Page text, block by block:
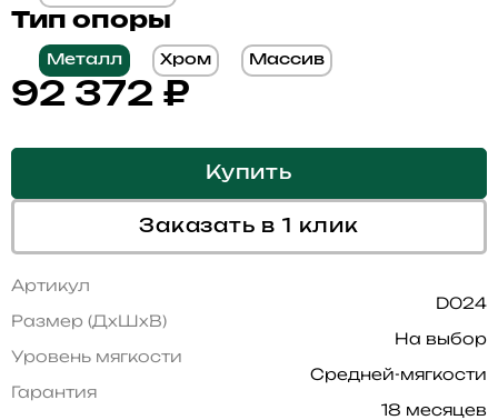
Тип опоры
Металл Хром Массив
92 372 ₽
Купить
Заказать в 1 клик
Артикул
D024
Размер (ДхШхВ)
На выбор
Уровень мягкости
Средней-мягкости
Гарантия
18 месяцев